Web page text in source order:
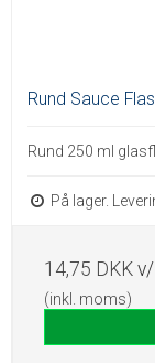
Rund Sauce
Rund 250 ml
På lager.
14,75 DKK
(inkl. moms)